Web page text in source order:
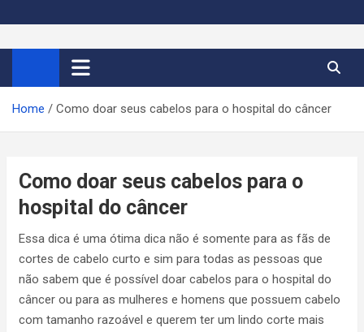
i
t
c
Cortes de Cabelo Curto
Feminino 2026
Moda e tendências dos cabelos curtos femininos 2026
Home Como doar seus cabelos para o hospital do câncer
Como doar seus cabelos para o
hospital do câncer
Essa dica é uma ótima dica não é somente para as fãs de
cortes de cabelo curto e sim para todas as pessoas que
não sabem que é possível doar cabelos para o hospital do
câncer ou para as mulheres e homens que possuem cabelo
com tamanho razoável e querem ter um lindo corte mais